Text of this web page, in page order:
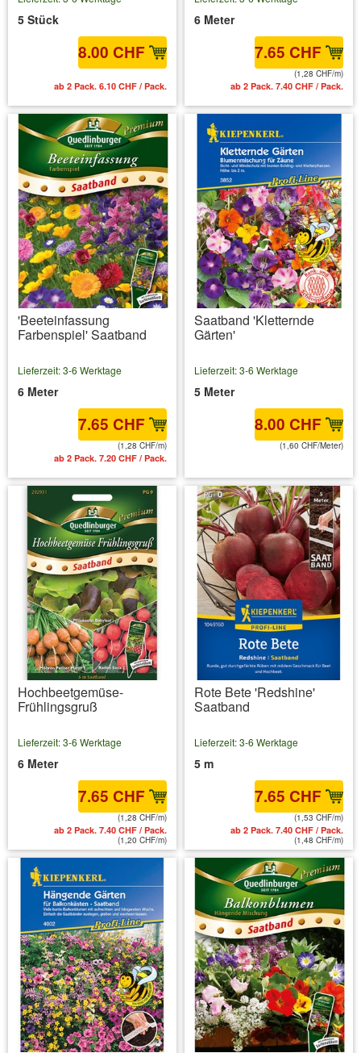
5 Stück
8.00 CHF
ab 2 Pack. 6.10 CHF / Pack.
6 Meter
7.65 CHF
(1,28 CHF/m)
ab 2 Pack. 7.40 CHF / Pack.
'Beeteinfassung
Farbenspiel' Saatband
Lieferzeit: 3-6 Werktage
6 Meter
7.65 CHF
(1,28 CHF/m)
ab 2 Pack. 7.20 CHF / Pack.
Saatband 'Kletternde
Gärten'
Lieferzeit: 3-6 Werktage
5 Meter
8.00 CHF
(1,60 CHF/Meter)
Hochbeetgemüse-
Frühlingsgruß
Lieferzeit: 3-6 Werktage
6 Meter
7.65 CHF
(1,28 CHF/m)
ab 2 Pack. 7.40 CHF / Pack.
(1,20 CHF/m)
Rote Bete 'Redshine'
Saatband
Lieferzeit: 3-6 Werktage
5 m
7.65 CHF
(1,53 CHF/m)
ab 2 Pack. 7.40 CHF / Pack.
(1,48 CHF/m)